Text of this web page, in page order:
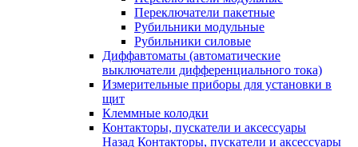
Переключатели пакетные
Рубильники модульные
Рубильники силовые
Диффавтоматы (автоматические
выключатели дифференциального тока)
Измерительные приборы для установки в
щит
Клеммные колодки
Контакторы, пускатели и аксессуары
Назад Контакторы, пускатели и аксессуары